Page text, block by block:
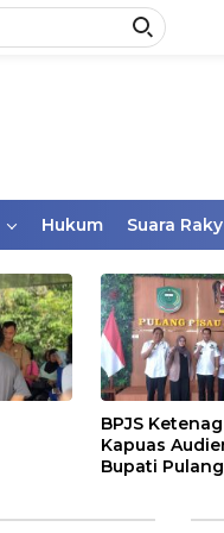
Hukum Suara
BPJS
Kapuas
Bupati